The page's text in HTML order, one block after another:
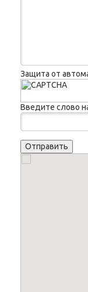
Защита от
Введите слово